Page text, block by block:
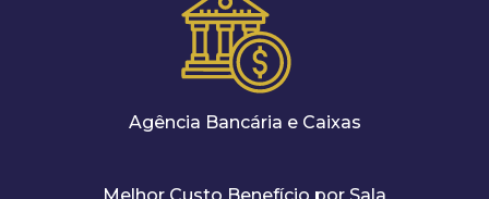
Agência Bancária e Caixas